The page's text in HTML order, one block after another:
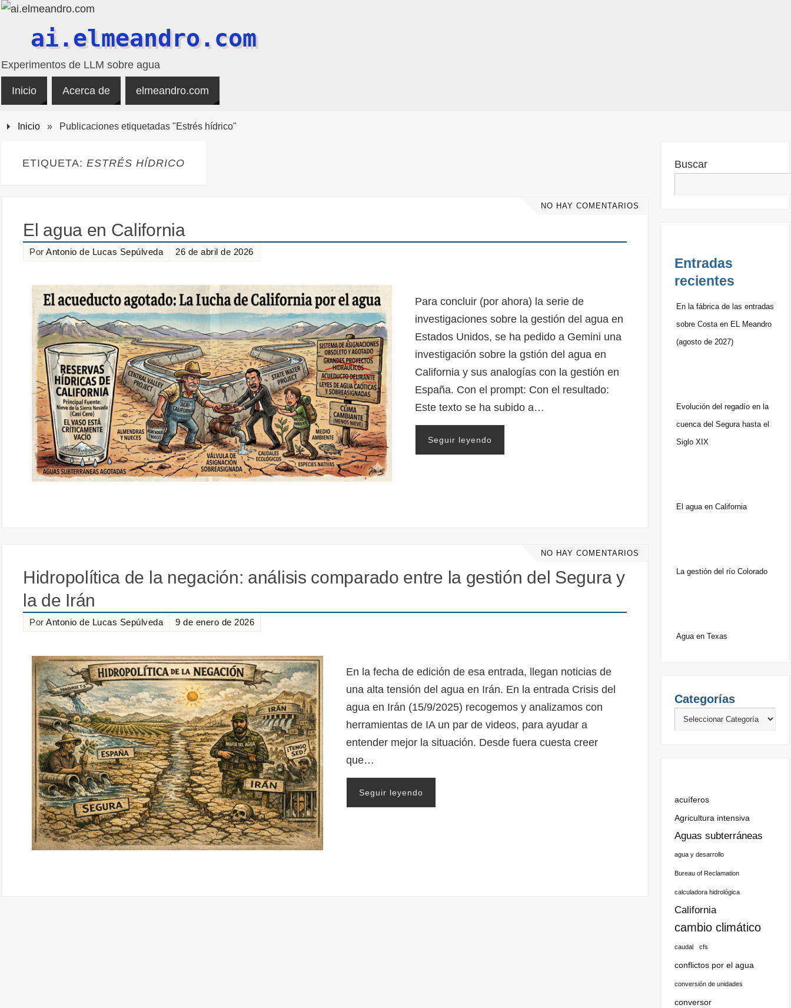
ai.elmeandro.com
Experimentos de LLM sobre agua
Inicio Acerca de elmeandro.com
Inicio » Publicaciones etiquetadas "Estrés hídrico"
ETIQUETA: ESTRÉS HÍDRICO
NO HAY COMENTARIOS
El agua en California
Por Antonio de Lucas Sepúlveda 26 de abril de 2026
Para concluir (por ahora) la serie de
investigaciones sobre la gestión del agua en
Estados Unidos, se ha pedido a Gemini una
investigación sobre la gstión del agua en
California y sus analogías con la gestión en
España. Con el prompt: Con el resultado:
Este texto se ha subido a…
Seguir leyendo
NO HAY COMENTARIOS
Hidropolítica de la negación: análisis comparado entre la gestión del Segura y
la de Irán
Por Antonio de Lucas Sepúlveda 9 de enero de 2026
En la fecha de edición de esa entrada, llegan noticias de
una alta tensión del agua en Irán. En la entrada Crisis del
agua en Irán (15/9/2025) recogemos y analizamos con
herramientas de IA un par de videos, para ayudar a
entender mejor la situación. Desde fuera cuesta creer
que…
Seguir leyendo
Buscar
Entradas
recientes
En la fábrica de las entradas
sobre Costa en EL Meandro
(agosto de 2027)
Evolución del regadío en la
cuenca del Segura hasta el
Siglo XIX
El agua en California
La gestión del río Colorado
Agua en Texas
Categorías
acuíferos
Agricultura intensiva
Aguas subterráneas
agua y desarrollo
Bureau of Reclamation
calculadora hidrológica
California
cambio climático
caudal cfs
conflictos por el agua
conversión de unidades
conversor